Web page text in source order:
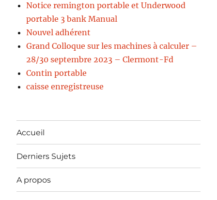
Notice remington portable et Underwood
portable 3 bank Manual
Nouvel adhérent
Grand Colloque sur les machines à calculer –
28/30 septembre 2023 – Clermont-Fd
Contin portable
caisse enregistreuse
Accueil
Derniers Sujets
A propos